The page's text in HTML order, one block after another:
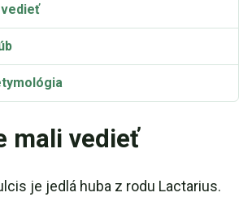
mali vedieť
je jedlá huba z rodu Lactarius.